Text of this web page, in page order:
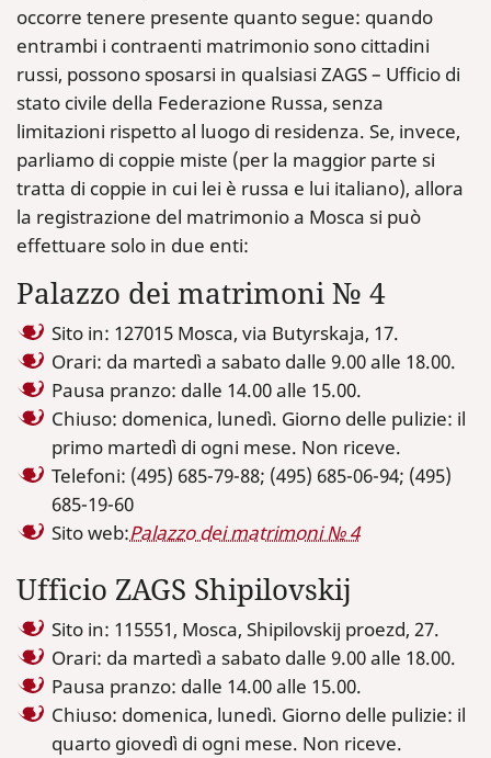
occorre tenere presente quanto segue: quando
entrambi i contraenti matrimonio sono cittadini
russi, possono sposarsi in qualsiasi ZAGS – Ufficio di
stato civile della Federazione Russa, senza
limitazioni rispetto al luogo di residenza. Se, invece,
parliamo di coppie miste (per la maggior parte si
tratta di coppie in cui lei è russa e lui italiano), allora
la registrazione del matrimonio a Mosca si può
effettuare solo in due enti:
Palazzo dei matrimoni № 4
Sito in: 127015 Mosca, via Butyrskaja, 17.
Orari: da martedì a sabato dalle 9.00 alle 18.00.
Pausa pranzo: dalle 14.00 alle 15.00.
Chiuso: domenica, lunedì. Giorno delle pulizie: il
primo martedì di ogni mese. Non riceve.
Telefoni: (495) 685-79-88; (495) 685-06-94; (495)
685-19-60
Sito web:Palazzo dei matrimoni № 4
Ufficio ZAGS Shipilovskij
Sito in: 115551, Mosca, Shipilovskij proezd, 27.
Orari: da martedì a sabato dalle 9.00 alle 18.00.
Pausa pranzo: dalle 14.00 alle 15.00.
Chiuso: domenica, lunedì. Giorno delle pulizie: il
quarto giovedì di ogni mese. Non riceve.